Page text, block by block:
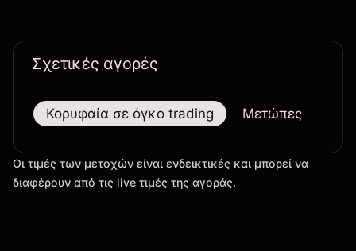
Σχετικές αγορές
Κορυφαία σε όγκο trading Μετώπες
Οι τιμές των μετοχών είναι ενδεικτικές και μπορεί να
διαφέρουν από τις live τιμές της αγοράς.